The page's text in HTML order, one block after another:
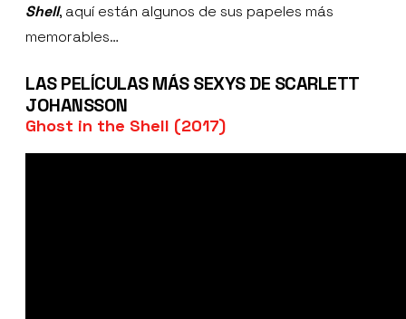
Shell, aquí están algunos de sus papeles más
memorables…
LAS PELÍCULAS MÁS SEXYS DE SCARLETT
JOHANSSON
Ghost in the Shell (2017)